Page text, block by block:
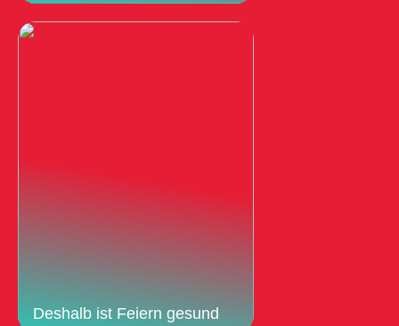
Deshalb ist Feiern gesund